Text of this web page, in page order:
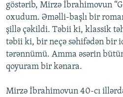
göstərib, Mirzə İbrahimovun
oxudum. Əməlli-başlı bir
şillə çəkildi. Təbii ki, klassik
təbii ki, bir neçə səhifədən bir
tərənnümü. Amma əsərin
qoyuram bir kənara.
Mirzə İbrahimovun 40-cı